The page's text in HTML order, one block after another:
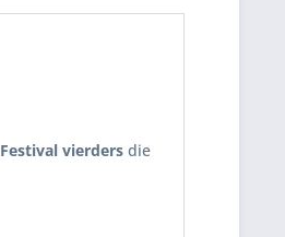
Festival vierders die